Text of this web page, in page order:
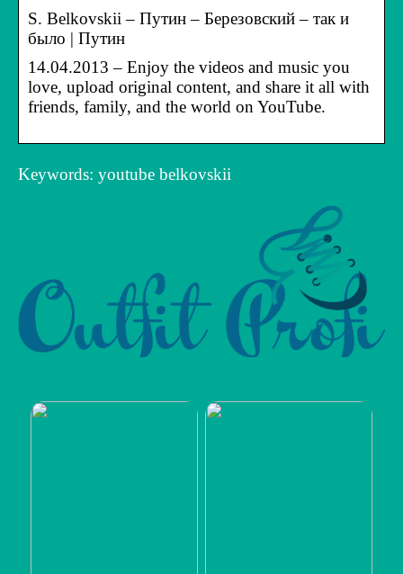
S. Belkovskii – Путин – Березовский – так и
было | Путин
14.04.2013 – Enjoy the videos and music you
love, upload original content, and share it all with
friends, family, and the world on YouTube.
Keywords: youtube belkovskii